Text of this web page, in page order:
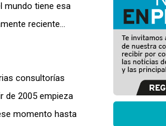
mundo tiene esa
reciente…
consultorías
de 2005 empieza
momento hasta